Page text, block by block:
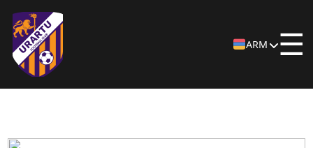
ARM ☰